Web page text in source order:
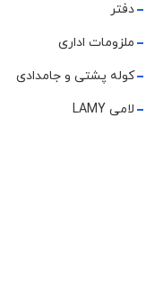
دفتر
ملزومات اداری
کوله پشتی و جامدادی
لامی LAMY